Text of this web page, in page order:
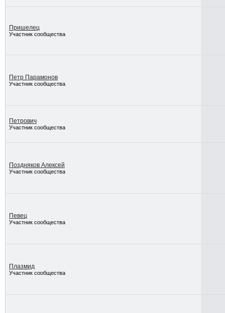
Пришелец
Участник сообщества
Петр Парамонов
Участник сообщества
Петрович
Участник сообщества
Поздняков Алексей
Участник сообщества
Певец
Участник сообщества
Плазмид
Участник сообщества